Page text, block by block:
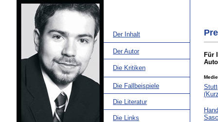
Für
Der Inhalt
Der Autor
Die Kritiken
Die Fallbeispiele
Die Literatur
Die Links